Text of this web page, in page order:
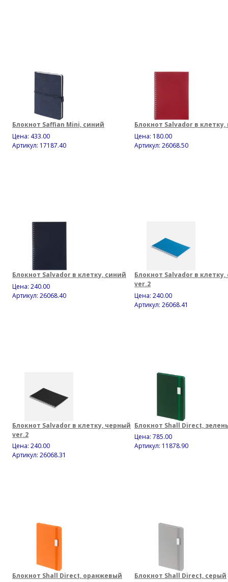
Блокнот Saffian Mini, синий
Цена: 433.00
Артикул: 17187.40
Блокнот Salvador в
Цена: 180.00
Артикул: 26068.50
Блокнот Salvador в клетку, синий
Цена: 240.00
Артикул: 26068.40
Блокнот Salvador в
ver.2
Цена: 240.00
Артикул: 26068.41
Блокнот Salvador в клетку, черный
ver.2
Цена: 240.00
Артикул: 26068.31
Блокнот Shall Direct,
Цена: 785.00
Артикул: 11878.90
Блокнот Shall Direct, оранжевый
Блокнот Shall Direct, серый